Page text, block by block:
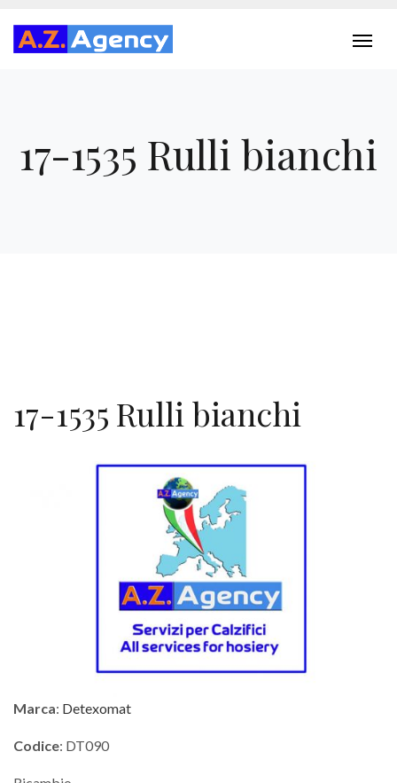
17-1535 Rulli bianchi
17-1535 Rulli bianchi
Marca: Detexomat
Codice: DT090